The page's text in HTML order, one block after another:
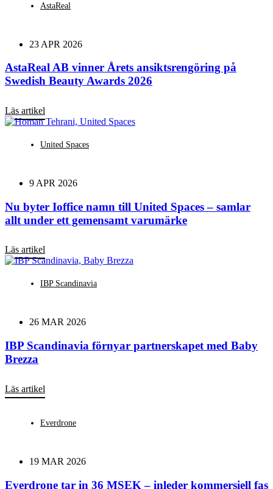
AstaReal
23 APR 2026
AstaReal AB vinner Årets ansiktsrengöring på
Swedish Beauty Awards 2026
Läs artikel
United Spaces
9 APR 2026
Nu byter Ioffice namn till United Spaces – samlar
allt under ett gemensamt varumärke
Läs artikel
IBP Scandinavia
26 MAR 2026
IBP Scandinavia förnyar partnerskapet med Baby
Brezza
Läs artikel
Everdrone
19 MAR 2026
Everdrone tar in 36 MSEK – inleder kommersiell fas